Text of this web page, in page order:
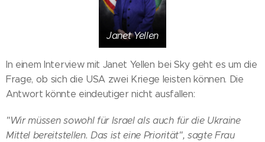
Janet Yellen
In einem Interview mit Janet Yellen bei Sky geht es um die
Frage, ob sich die USA zwei Kriege leisten können. Die
Antwort könnte eindeutiger nicht ausfallen:
"Wir müssen sowohl für Israel als auch für die Ukraine
Mittel bereitstellen. Das ist eine Priorität", sagte Frau